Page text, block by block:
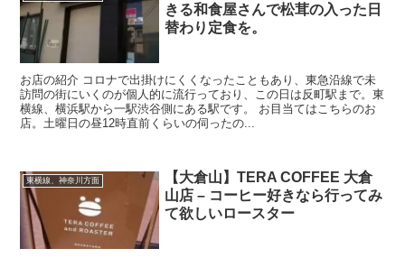
きる和食屋さんで松茸の入った日
替わり定食を。
お店の紹介 コロナで出掛けにくくなったこともあり、東急沿線で未
訪問の街にいくのが個人的に流行っており、この日は反町駅まで。東
横線、横浜駅から一駅渋谷側にある駅です。 お目当てはこちらのお
店。土曜日の昼12時直前くらいの伺ったの...
東横線、神奈川方面
【大倉山】TERA COFFEE 大倉
山店 – コーヒー好きなら行ってみ
て欲しいロースター